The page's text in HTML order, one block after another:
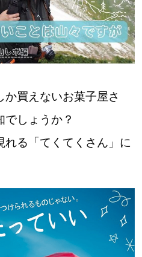
あなたとつくる、
け”WEBマガジン
たい】
たい】
たい】
買えないお菓子屋さ
でしょうか？
る「てくてくさん」に